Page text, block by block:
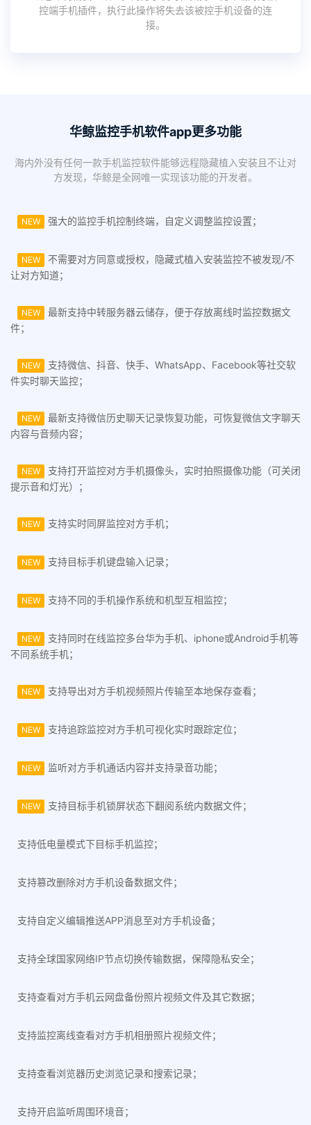
控端手机插件，执行此操作将失去该被控手机设备的连
接。
华鲸监控手机软件app更多功能
海内外没有任何一款手机监控软件能够远程隐藏植入安装且不让对
方发现，华鲸是全网唯一实现该功能的开发者。
NEW 强大的监控手机控制终端，自定义调整监控设置；
NEW
不需要对方同意或授权，隐藏式植入安装监控不被发现/不
让对方知道；
NEW
最新支持中转服务器云储存，便于存放离线时监控数据文
件；
NEW
支持微信、抖音、快手、WhatsApp、Facebook等社交软
件实时聊天监控；
NEW
最新支持微信历史聊天记录恢复功能，可恢复微信文字聊天
内容与音频内容；
NEW
支持打开监控对方手机摄像头，实时拍照摄像功能（可关闭
提示音和灯光）；
NEW 支持实时同屏监控对方手机；
NEW 支持目标手机键盘输入记录；
NEW 支持不同的手机操作系统和机型互相监控；
NEW
支持同时在线监控多台华为手机、iphone或Android手机等
不同系统手机；
NEW 支持导出对方手机视频照片传输至本地保存查看；
NEW 支持追踪监控对方手机可视化实时跟踪定位；
NEW 监听对方手机通话内容并支持录音功能；
NEW 支持目标手机锁屏状态下翻阅系统内数据文件；
支持低电量模式下目标手机监控；
支持篡改删除对方手机设备数据文件；
支持自定义编辑推送APP消息至对方手机设备；
支持全球国家网络IP节点切换传输数据，保障隐私安全；
支持查看对方手机云网盘备份照片视频文件及其它数据；
支持监控离线查看对方手机相册照片视频文件；
支持查看浏览器历史浏览记录和搜索记录；
支持开启监听周围环境音；